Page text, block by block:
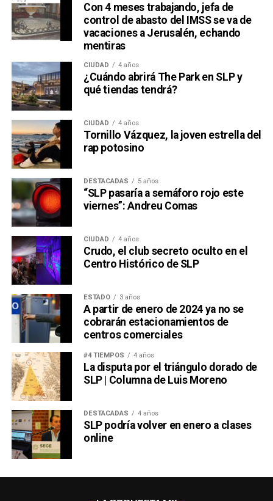
Con 4 meses trabajando, jefa de
control de abasto del IMSS se va de
vacaciones a Jerusalén, echando
mentiras
CIUDAD 4 años
¿Cuándo abrirá The Park en SLP y
qué tiendas tendrá?
CIUDAD 4 años
Tornillo Vázquez, la joven estrella del
rap potosino
DESTACADAS 5 años
“SLP pasaría a semáforo rojo este
viernes”: Andreu Comas
CIUDAD 4 años
Crudo, el club secreto oculto en el
Centro Histórico de SLP
ESTADO 3 años
A partir de enero de 2024 ya no se
cobrarán estacionamientos de
centros comerciales
#4 TIEMPOS 4 años
La disputa por el triángulo dorado de
SLP | Columna de Luis Moreno
DESTACADAS 4 años
SLP podría volver en enero a clases
online